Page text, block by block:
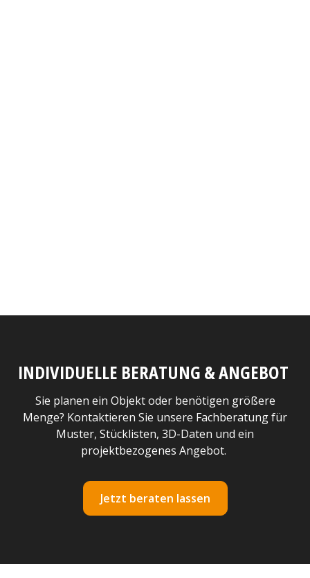
INDIVIDUELLE BERATUNG & ANGEBOT
Sie planen ein Objekt oder benötigen größere
Menge? Kontaktieren Sie unsere Fachberatung für
Muster, Stücklisten, 3D-Daten und ein
projektbezogenes Angebot.
Jetzt beraten lassen